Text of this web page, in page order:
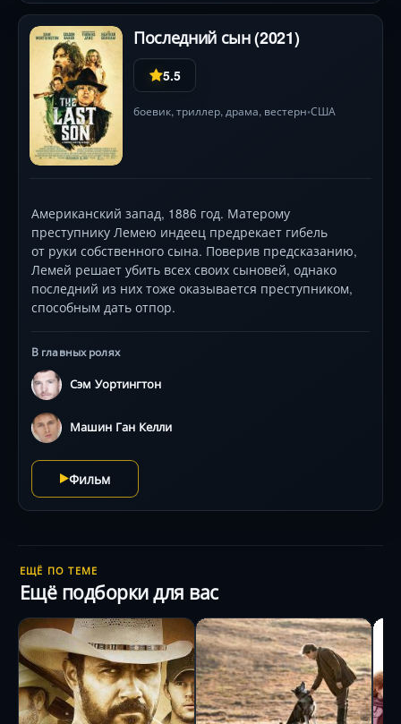
Последний сын (2021)
5.5
боевик, триллер, драма, вестерн•США
Американский запад, 1886 год. Матерому
преступнику Лемею индеец предрекает гибель
от руки собственного сына. Поверив предсказанию,
Лемей решает убить всех своих сыновей, однако
последний из них тоже оказывается преступником,
способным дать отпор.
В главных ролях
Сэм Уортингтон
Машин Ган Келли
Фильм
ЕЩЁ ПО ТЕМЕ
Ещё подборки для вас